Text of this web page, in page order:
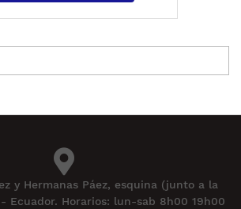
y Hermanas Páez, esquina (junto a la
- Ecuador. Horarios: lun-sab 8h00 19h00